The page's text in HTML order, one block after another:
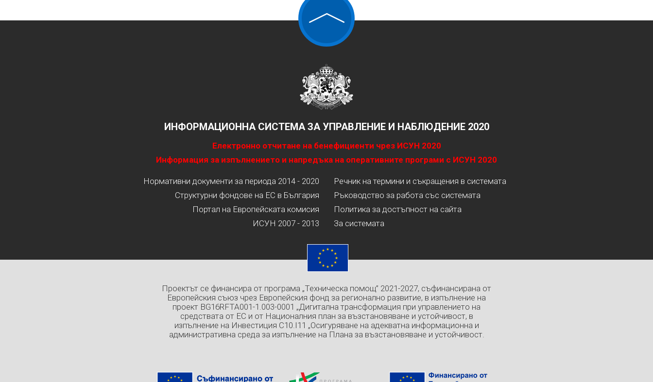
ИНФОРМАЦИОННА СИСТЕМА ЗА УПРАВЛЕНИЕ И НАБЛЮДЕНИЕ 2020
Електронно отчитане на бенефициенти чрез ИСУН 2020
Информация за изпълнението и напредъка на оперативните програми с ИСУН 2020
Нормативни документи за периода 2014 - 2020
Структурни фондове на ЕС в България
Портал на Европейската комисия
ИСУН 2007 - 2013
Речник на термини и съкращения в системата
Ръководство за работа със системата
Политика за достъпност на сайта
За системата
Проектът се финансира от програма „Техническа помощ” 2021-2027, съфинансирана от
Европейския съюз чрез Европейския фонд за регионално развитие, в изпълнение на
проект BG16RFTA001-1.003-0001 „Дигитална трансформация при управлението на
средствата от ЕС и от Националния план за възстановяване и устойчивост, в
изпълнение на Инвестиция C10.I11 „Осигуряване на адекватна информационна и
административна среда за изпълнение на Плана за възстановяване и устойчивост.